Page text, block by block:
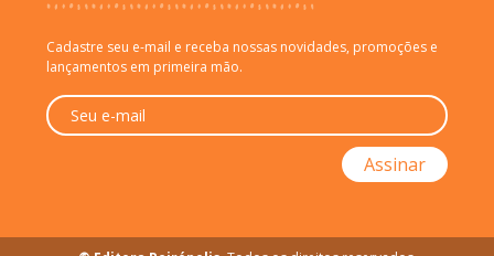
Cadastre seu e-mail e receba nossas novidades, promoções e
lançamentos em primeira mão.